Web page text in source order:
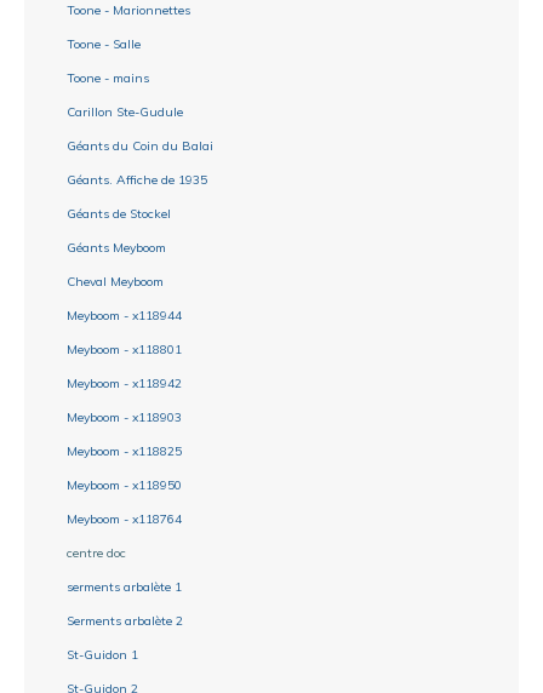
Toone - Marionnettes
Toone - Salle
Toone - mains
Carillon Ste-Gudule
Géants du Coin du Balai
Géants. Affiche de 1935
Géants de Stockel
Géants Meyboom
Cheval Meyboom
Meyboom - x118944
Meyboom - x118801
Meyboom - x118942
Meyboom - x118903
Meyboom - x118825
Meyboom - x118950
Meyboom - x118764
centre doc
serments arbalète 1
Serments arbalète 2
St-Guidon 1
St-Guidon 2